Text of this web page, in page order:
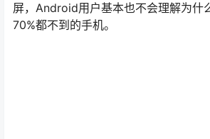
屏，Android用户基本也不会理解为什
70%都不到的手机。